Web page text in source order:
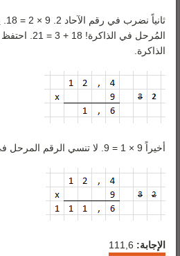
الذاكرة.
أخيراً 9 × 1 = 9. لا تنسي الرقم المرحل في الذاكرة! 2 + 9 = 11.
الإجابة: 111,6